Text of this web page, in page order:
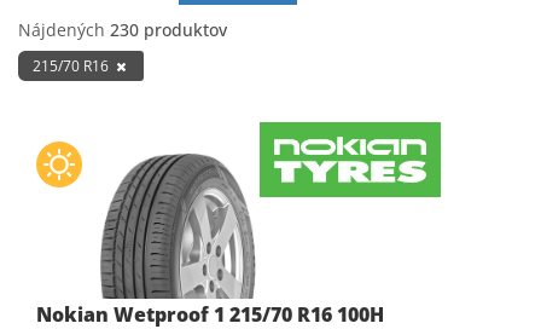
Nájdených 230 produktov
215/70 R16
Nokian Wetproof 1 215/70 R16 100H